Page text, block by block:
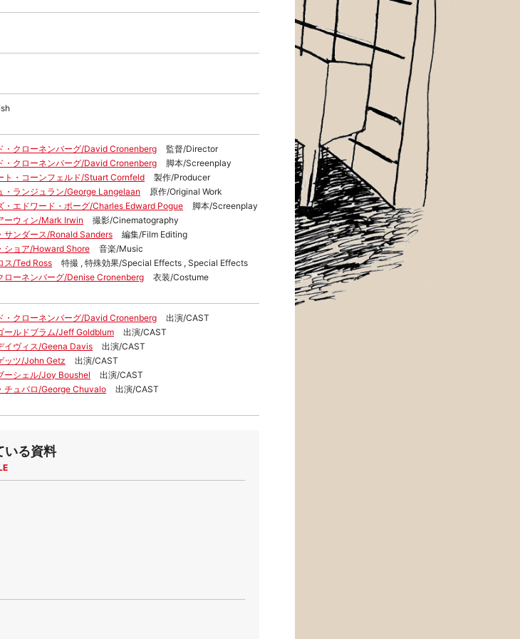
・クローネンバーグ/David Cronenberg
監督/Director
・クローネンバーグ/David Cronenberg
脚本/Screenplay
ト・コーンフェルド/Stuart Cornfeld
製作/Producer
・ランジュラン/George Langelaan
原作/Original Work
・エドワード・ポーグ/Charles Edward Pogue
脚本/Screenplay
ーウィン/Mark Irwin
撮影/Cinematography
サンダース/Ronald Sanders
編集/Film Editing
ショア/Howard Shore
音楽/Music
ス/Ted Ross
特撮 , 特殊効果/Special Effects , Special Effects
ローネンバーグ/Denise Cronenberg
衣装/Costume
・クローネンバーグ/David Cronenberg
出演/CAST
ールドブラム/Jeff Goldblum
出演/CAST
イヴィス/Geena Davis
出演/CAST
ッツ/John Getz
出演/CAST
ーシェル/Joy Boushel
出演/CAST
チュバロ/George Chuvalo
出演/CAST
いる資料